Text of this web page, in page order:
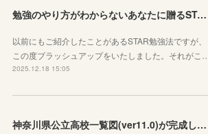
勉強のやり方がわからないあなたに贈るSTAR勉強法
以前にもご紹介したことがあるSTAR勉強法ですが、
この度ブラッシュアップをいたしました。それがこ…
2025.12.18 15:05
神奈川県公立高校一覧図(ver11.0)が完成しました！